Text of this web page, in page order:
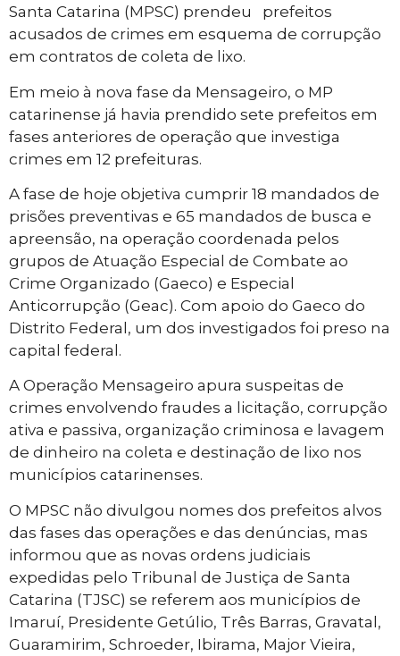
Santa Catarina (MPSC) prendeu prefeitos
acusados de crimes em esquema de corrupção
em contratos de coleta de lixo.
Em meio à nova fase da Mensageiro, o MP
catarinense já havia prendido sete prefeitos em
fases anteriores de operação que investiga
crimes em 12 prefeituras.
A fase de hoje objetiva cumprir 18 mandados de
prisões preventivas e 65 mandados de busca e
apreensão, na operação coordenada pelos
grupos de Atuação Especial de Combate ao
Crime Organizado (Gaeco) e Especial
Anticorrupção (Geac). Com apoio do Gaeco do
Distrito Federal, um dos investigados foi preso na
capital federal.
A Operação Mensageiro apura suspeitas de
crimes envolvendo fraudes a licitação, corrupção
ativa e passiva, organização criminosa e lavagem
de dinheiro na coleta e destinação de lixo nos
municípios catarinenses.
O MPSC não divulgou nomes dos prefeitos alvos
das fases das operações e das denúncias, mas
informou que as novas ordens judiciais
expedidas pelo Tribunal de Justiça de Santa
Catarina (TJSC) se referem aos municípios de
Imaruí, Presidente Getúlio, Três Barras, Gravatal,
Guaramirim, Schroeder, Ibirama, Major Vieira,